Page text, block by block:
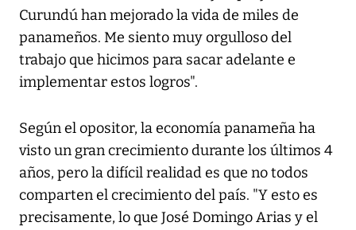
Curundú han mejorado la vida de miles de
panameños. Me siento muy orgulloso del
trabajo que hicimos para sacar adelante e
implementar estos logros".
Según el opositor, la economía panameña ha
visto un gran crecimiento durante los últimos 4
años, pero la difícil realidad es que no todos
comparten el crecimiento del país. "Y esto es
precisamente, lo que José Domingo Arias y el